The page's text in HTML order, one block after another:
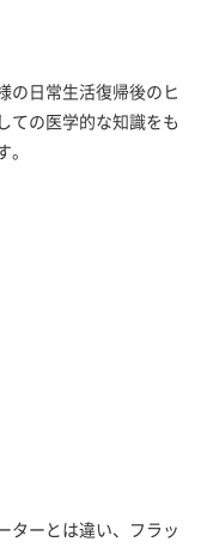
の日常生活復帰後のヒ
ての医学的な知識をも
ターとは違い、フラッ